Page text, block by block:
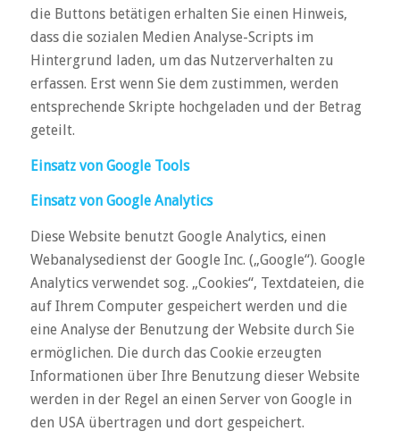
die Buttons betätigen erhalten Sie einen Hinweis,
dass die sozialen Medien Analyse-Scripts im
Hintergrund laden, um das Nutzerverhalten zu
erfassen. Erst wenn Sie dem zustimmen, werden
entsprechende Skripte hochgeladen und der Betrag
geteilt.
Einsatz von Google Tools
Einsatz von Google Analytics
Diese Website benutzt Google Analytics, einen
Webanalysedienst der Google Inc. („Google“). Google
Analytics verwendet sog. „Cookies“, Textdateien, die
auf Ihrem Computer gespeichert werden und die
eine Analyse der Benutzung der Website durch Sie
ermöglichen. Die durch das Cookie erzeugten
Informationen über Ihre Benutzung dieser Website
werden in der Regel an einen Server von Google in
den USA übertragen und dort gespeichert.